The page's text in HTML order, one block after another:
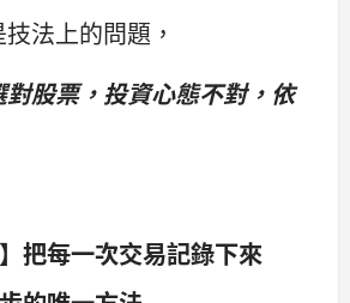
法上的問題，
股票，投資心態不對，依
】把每一次交易記錄下來